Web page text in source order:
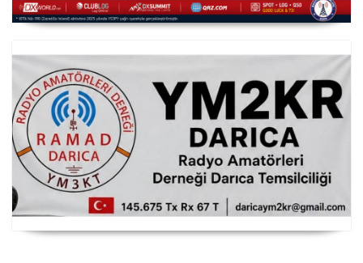
YS3/PY8WW Türkiye'den FT8 Mümkün
RAMAD Darıca Temsilciliği YM2KR